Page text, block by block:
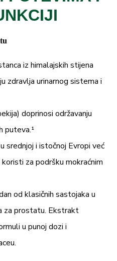
15 mg
150
0,5 mg
n.d.
5 mg n.d.
mg
n.d.
n.d. = nije određeno
iz himalajskih stijena
zdravlja urinarnog sistema i
doprinosi održavanju
puteva.¹
srednjoj i istočnoj Evropi već
za podršku mokraćnim
od klasičnih sastojaka u
za prostatu. Ekstrakt
u punoj dozi i